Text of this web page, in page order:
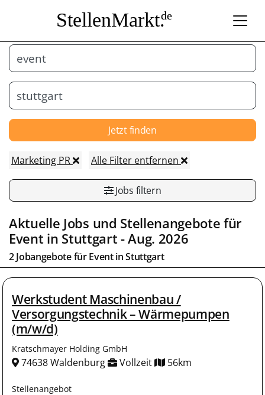
StellenMarkt.de
Jetzt finden
Marketing PR Alle Filter entfernen
Jobs filtern
Aktuelle Jobs und Stellenangebote für
Event in Stuttgart- Aug. 2026
2 Jobangebote fürEventinStuttgart
Werkstudent Maschinenbau /
Versorgungstechnik – Wärmepumpen
(m/w/d)
Kratschmayer Holding GmbH
74638 Waldenburg Vollzeit 56km
Stellenangebot